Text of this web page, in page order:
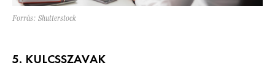
Forrás: Shutterstock
5. KULCSSZAVAK